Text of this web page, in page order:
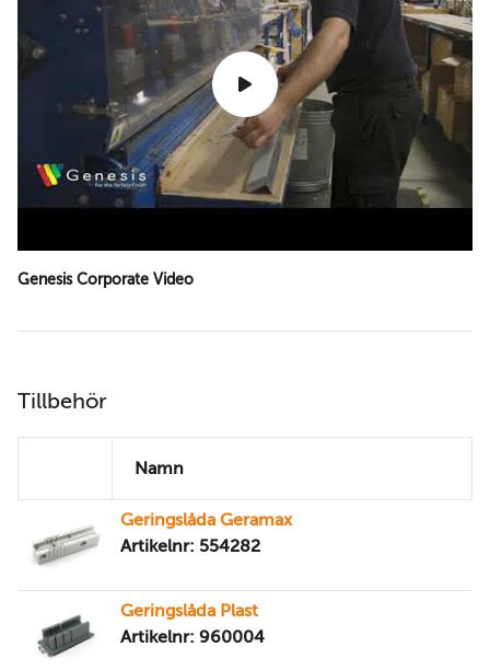
Genesis Corporate Video
Tillbehör
Namn
Geringslåda Geramax
Artikelnr: 554282
Geringslåda Plast
Artikelnr: 960004